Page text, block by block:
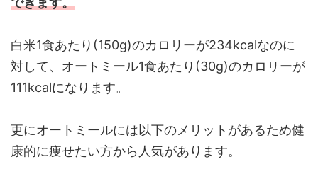
白米1食あたり(150g)のカロリーが234kcalなのに
対して、オートミール1食あたり(30g)のカロリーが
111kcalになります。
更にオートミールには以下のメリットがあるため健
康的に痩せたい方から人気があります。